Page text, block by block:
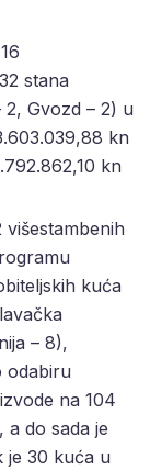
stana
Gvozd – 2) u
kn
kn
kuća
– 8),
odabiru
na 104
a do sada je
je 30 kuća u